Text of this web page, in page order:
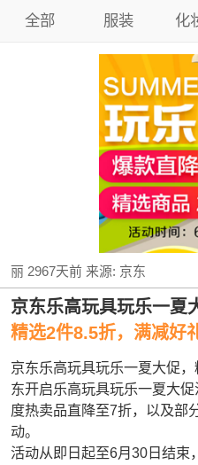
全部 服装 化
丽 2967天前来源: 京东
京东乐高玩具玩乐一夏
精选2件8.5折，满减好
京东乐高玩具玩乐一夏大促
东开启乐高玩具玩乐一夏大
度热卖品直降至7折，以及部
动。
活动从即日起至6月30日结束